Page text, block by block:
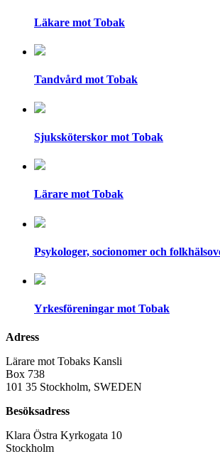
Läkare mot Tobak
Tandvård mot Tobak
Sjuksköterskor mot Tobak
Lärare mot Tobak
Psykologer, socionomer och
Yrkesföreningar mot Tobak
Adress
Lärare mot Tobaks Kansli
Box 738
101 35 Stockholm, SWEDEN
Besöksadress
Klara Östra Kyrkogata 10
Stockholm